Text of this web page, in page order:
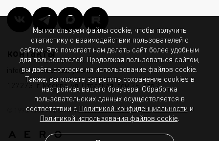
контакты
info@msk.ltcompany.com
127273, г. Москва, ул. Отрадная, дом 2Б, стр.7
© 1998 - 2026 ООО «МГК «Световые Технологии»
Мы используем файлы cookie, чтобы получить
статистику о взаимодействии пользователей с
сайтом. Это помогает нам делать сайт более удобным
для пользователей. Продолжая пользоваться сайтом,
вы даёте согласие на использование файлов cookie.
Также, вы можете запретить сохранение cookies в
настройках вашего браузера. Обработка
пользовательских данных осуществляется в
соответствии с
Политикой конфиденциальности и
Политикой использования файлов cookie.